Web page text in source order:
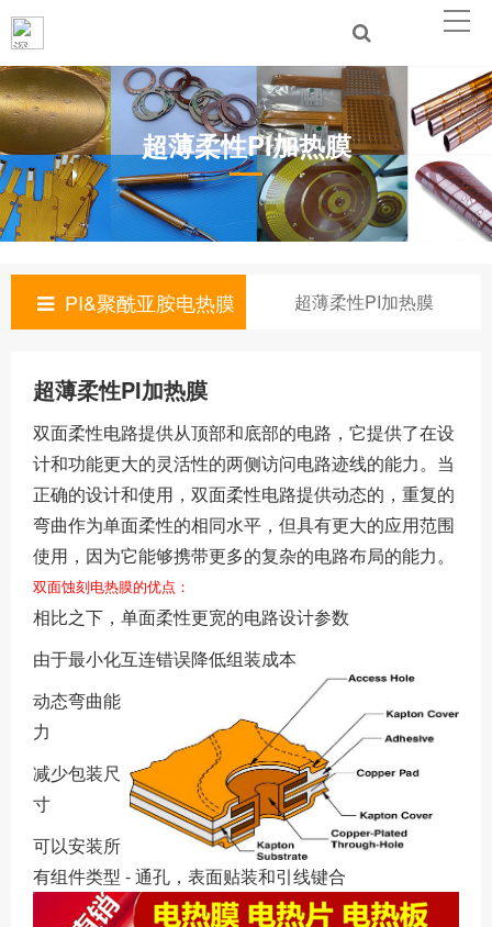
超薄柔性PI加热膜
PI&聚酰亚胺电热膜 超薄柔性PI加热膜
超薄柔性PI加热膜
双面柔性电路提供从顶部和底部的电路，它提供了在设
计和功能更大的灵活性的两侧访问电路迹线的能力。当
正确的设计和使用，双面柔性电路提供动态的，重复的
弯曲作为单面柔性的相同水平，但具有更大的应用范围
使用，因为它能够携带更多的复杂的电路布局的能力。
双面蚀刻电热膜的优点：
相比之下，单面柔性更宽的电路设计参数
由于最小化互连错误降低组装成本
动态弯曲能
力
减少包装尺
寸
可以安装所
有组件类型 - 通孔，表面贴装和引线键合